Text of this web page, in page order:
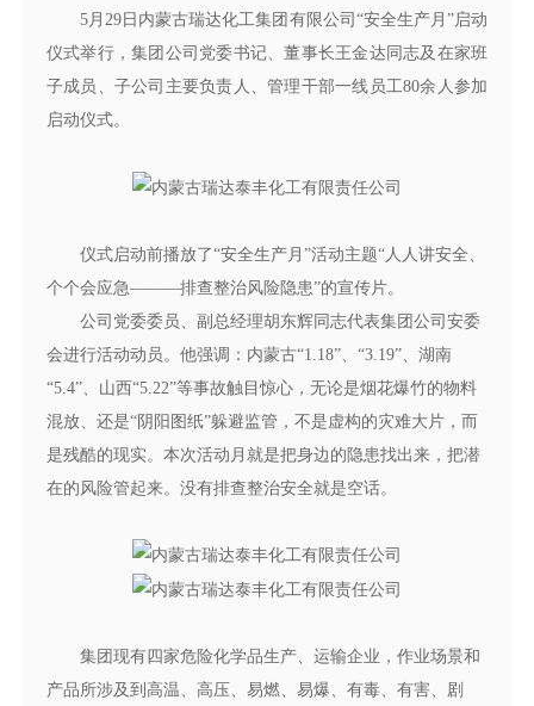
人、管理干部一线员工80余人参加启动仪式。
5月29日内蒙古瑞达化工集团有限公司“安全生产月”启动
仪式举行，集团公司党委书记、董事长王金达同志及在家班
子成员、子公司主要负责人、管理干部一线员工80余人参加
启动仪式。
仪式启动前播放了“安全生产月”活动主题“人人讲安全、
个个会应急———排查整治风险隐患”的宣传片。
公司党委委员、副总经理胡东辉同志代表集团公司安委
会进行活动动员。他强调：内蒙古“1.18”、“3.19”、湖南
“5.4”、山西“5.22”等事故触目惊心，无论是烟花爆竹的物料
混放、还是“阴阳图纸”躲避监管，不是虚构的灾难大片，而
是残酷的现实。本次活动月就是把身边的隐患找出来，把潜
在的风险管起来。没有排查整治安全就是空话。
集团现有四家危险化学品生产、运输企业，作业场景和
产品所涉及到高温、高压、易燃、易爆、有毒、有害、剧